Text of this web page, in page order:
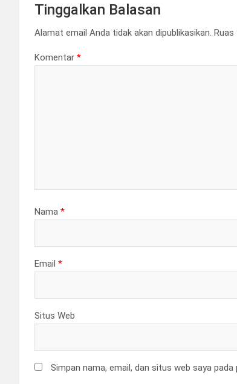
Tinggalkan Balasan
Alamat email Anda tidak akan dipublikasikan. Ruas
Komentar *
Nama *
Email *
Situs Web
Simpan nama, email, dan situs web saya